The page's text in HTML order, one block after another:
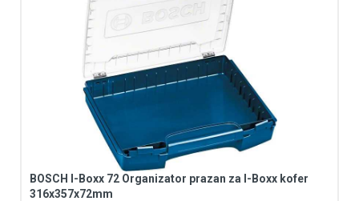
BOSCH I-Boxx 72 Organizator prazan za I-Boxx kofer
316x357x72mm